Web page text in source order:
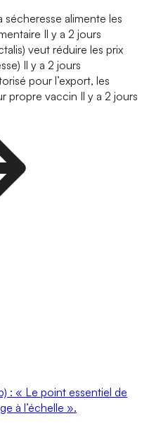
sécheresse alimente les
Il y a 2 jours
veut réduire les prix
Il y a 2 jours
pour l’export, les
propre vaccin Il y a 2 jours
: « Le point essentiel de
à l’échelle ».